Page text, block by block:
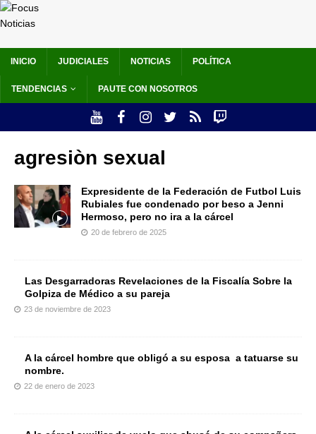
INICIO JUDICIALES NOTICIAS POLÍTICA
TENDENCIAS PAUTE CON NOSOTROS
agresiòn sexual
Expresidente de la Federación de Futbol Luis
Rubiales fue condenado por beso a Jenni
Hermoso, pero no ira a la cárcel
20 de febrero de 2025
Las Desgarradoras Revelaciones de la Fiscalía Sobre la
Golpiza de Médico a su pareja
23 de noviembre de 2023
A la cárcel hombre que obligó a su esposa a tatuarse su
nombre.
22 de enero de 2023